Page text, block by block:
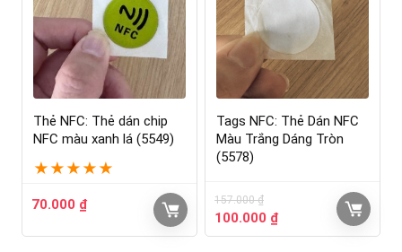
Thẻ NFC: Thẻ dán chip
NFC màu xanh lá (5549)
★ ★ ★ ★ ★
70.000 ₫
Tags NFC: Thẻ Dán NFC
Màu Trắng Dáng Tròn
(5578)
157.000₫
100.000 ₫